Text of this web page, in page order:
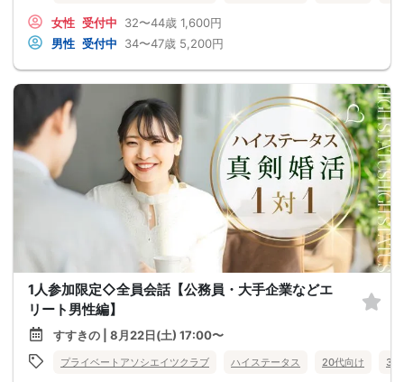
女性 受付中 32〜44歳 1,600円
男性 受付中 34〜47歳 5,200円
1人参加限定◇全員会話【公務員・大手企業などエ
リート男性編】
すすきの | 8月22日(土) 17:00〜
プライベートアソシエイツクラブ ハイステータス 20代向け 30